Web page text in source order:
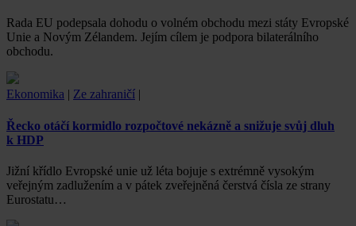
Rada EU podepsala dohodu o volném obchodu mezi státy Evropské
Unie a Novým Zélandem. Jejím cílem je podpora bilaterálního
obchodu.
Ekonomika | Ze zahraničí |
Řecko otáčí kormidlo rozpočtové nekázně a snižuje svůj dluh
k HDP
Jižní křídlo Evropské unie už léta bojuje s extrémně vysokým
veřejným zadlužením a v pátek zveřejněná čerstvá čísla ze strany
Eurostatu…